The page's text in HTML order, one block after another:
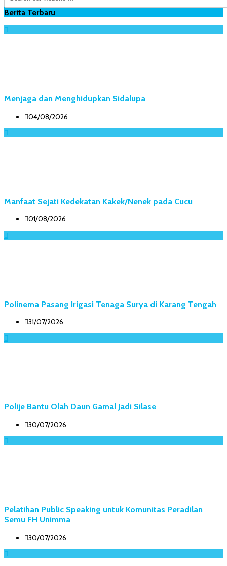
Berita Terbaru
Menjaga dan Menghidupkan Sidalupa
04/08/2026
Manfaat Sejati Kedekatan Kakek/Nenek pada Cucu
01/08/2026
Polinema Pasang Irigasi Tenaga Surya di Karang Tengah
31/07/2026
Polije Bantu Olah Daun Gamal Jadi Silase
30/07/2026
Pelatihan Public Speaking untuk Komunitas Peradilan
Semu FH Unimma
30/07/2026